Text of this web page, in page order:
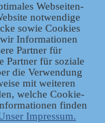
Webseiten-
notwendige
sowie Cookies
Informationen
Partner für
Partner für soziale
die Verwendung
mit weiteren
welche Cookie-
finden
Impressum.